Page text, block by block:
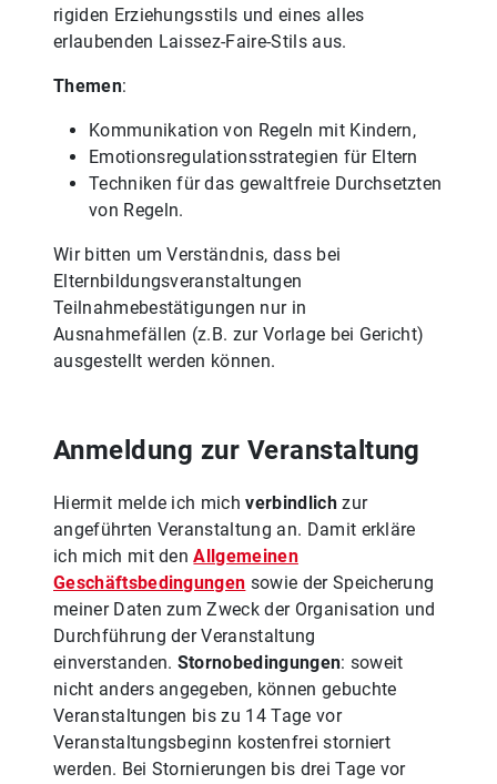
rigiden Erziehungsstils und eines alles
erlaubenden Laissez-Faire-Stils aus.
Themen:
Kommunikation von Regeln mit Kindern,
Emotionsregulationsstrategien für Eltern
Techniken für das gewaltfreie Durchsetzten
von Regeln.
Wir bitten um Verständnis, dass bei
Elternbildungsveranstaltungen
Teilnahmebestätigungen nur in
Ausnahmefällen (z.B. zur Vorlage bei Gericht)
ausgestellt werden können.
Anmeldung zur Veranstaltung
Hiermit melde ich michverbindlichzur
angeführten Veranstaltung an. Damit erkläre
ich mich mit denAllgemeinen
Geschäftsbedingungen sowie der Speicherung
meiner Daten zum Zweck der Organisation und
Durchführung der Veranstaltung
einverstanden. Stornobedingungen: soweit
nicht anders angegeben, können gebuchte
Veranstaltungen bis zu 14 Tage vor
Veranstaltungsbeginn kostenfrei storniert
werden. Bei Stornierungen bis drei Tage vor